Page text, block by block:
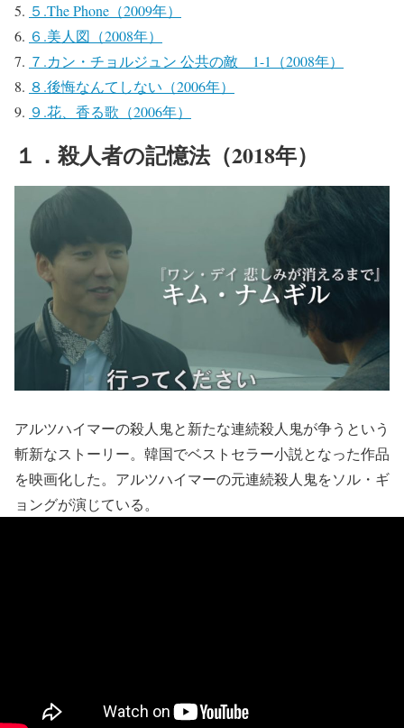
５.The Phone（2009年）
６.美人図（2008年）
７.カン・チョルジュン 公共の敵 1-1（2008年）
８.後悔なんてしない（2006年）
９.花、香る歌（2006年）
１．殺人者の記憶法（2018年）
アルツハイマーの殺人鬼と新たな連続殺人鬼が争うという
斬新なストーリー。韓国でベストセラー小説となった作品
を映画化した。アルツハイマーの元連続殺人鬼をソル・ギ
ョングが演じている。